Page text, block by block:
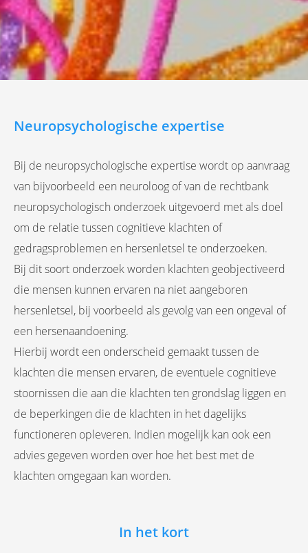
Neuropsychologische expertise
Bij de neuropsychologische expertise wordt op aanvraag
van bijvoorbeeld een neuroloog of van de rechtbank
neuropsychologisch onderzoek uitgevoerd met als doel
om de relatie tussen cognitieve klachten of
gedragsproblemen en hersenletsel te onderzoeken.
Bij dit soort onderzoek worden klachten geobjectiveerd
die mensen kunnen ervaren na niet aangeboren
hersenletsel, bij voorbeeld als gevolg van een ongeval of
een hersenaandoening.
Hierbij wordt een onderscheid gemaakt tussen de
klachten die mensen ervaren, de eventuele cognitieve
stoornissen die aan die klachten ten grondslag liggen en
de beperkingen die de klachten in het dagelijks
functioneren opleveren. Indien mogelijk kan ook een
advies gegeven worden over hoe het best met de
klachten omgegaan kan worden.
In het kort
kan de
niet
om
over
van
op
gebruikt
te
Hierdoor
website-
van